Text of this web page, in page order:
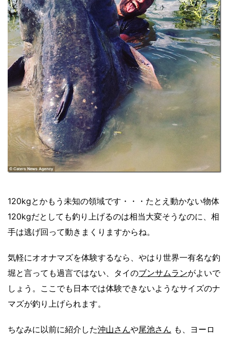
120kgとかもう未知の領域です・・・たとえ動かない物体
120kgだとしても釣り上げるのは相当大変そうなのに、相
手は逃げ回って動きまくりますからね。
気軽にオオナマズを体験するなら、やはり世界一有名な釣
堀と言っても過言ではない、タイのブンサムランがよいで
しょう。ここでも日本では体験できないようなサイズのナ
マズが釣り上げられます。
ちなみに以前に紹介した沖山さんや尾池さん も、ヨーロ